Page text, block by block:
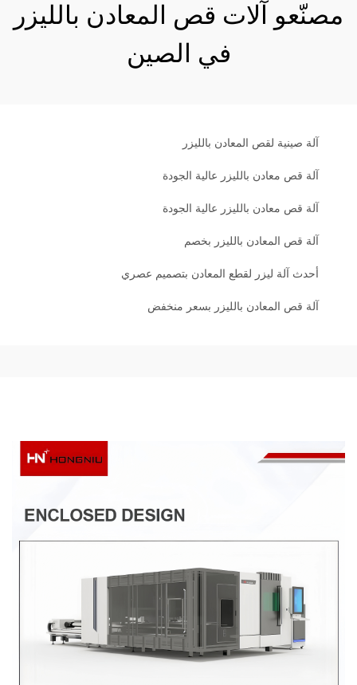
مصنّعو آلات قص المعادن بالليزر
في الصين
آلة صينية لقص المعادن بالليزر
آلة قص معادن بالليزر عالية الجودة
آلة قص معادن بالليزر عالية الجودة
آلة قص المعادن بالليزر بخصم
أحدث آلة ليزر لقطع المعادن بتصميم عصري
آلة قص المعادن بالليزر بسعر منخفض